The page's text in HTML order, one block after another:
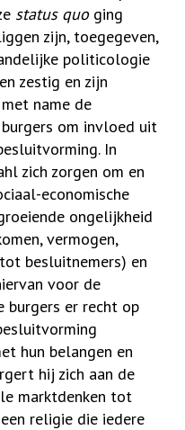
status quoging
zijn, toegegeven,
politicologie
zestig en zijn
name de
om invloed uit
In
zich zorgen om en
economische
ongelijkheid
vermogen,
besluitnemers) en
voor de
burgers er recht op
hun belangen en
hij zich aan de
marktdenken tot
religie die iedere